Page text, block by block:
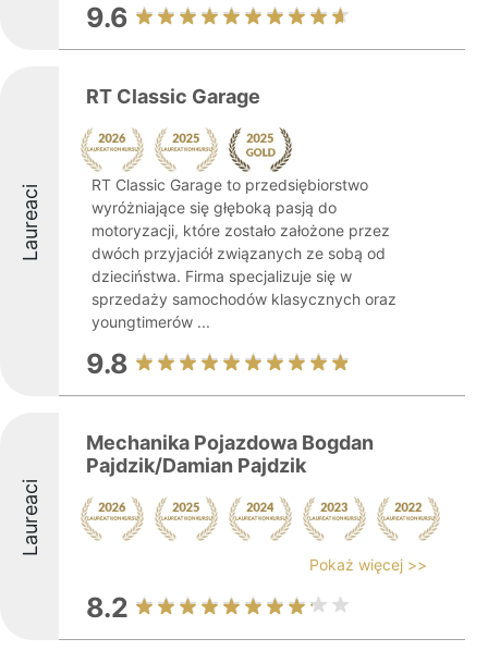
9.6
Laureaci
RT Classic Garage
RT Classic Garage to przedsiębiorstwo
wyróżniające się głęboką pasją do
motoryzacji, które zostało założone przez
dwóch przyjaciół związanych ze sobą od
dzieciństwa. Firma specjalizuje się w
sprzedaży samochodów klasycznych oraz
youngtimerów ...
9.8
Laureaci
Mechanika Pojazdowa Bogdan
Pajdzik/Damian Pajdzik
Pokaż więcej >>
8.2